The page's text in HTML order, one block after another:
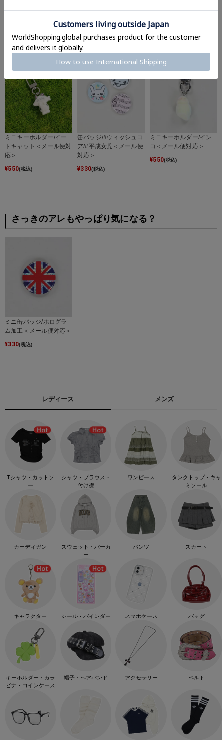
ミニキーホルダー/ドッ
グ2＜メール便対応＞
(税込)
ミニ缶バッジ/I NY＜メ
ール便対応＞
¥550 (税込)
ミニキーホルダー/オコ
550
ミニキーホルダー/イー
トキャット＜メール便対
応＞
¥550(税込)
缶バッジ/#ウィッシュコ
ア/#平成女児＜メール便
対応＞
¥330(税込)
ミニキーホルダー/イン
コ＜メール便対応＞
¥550(税込)
さっきのアレもやっぱり気になる？
ミニ缶バッジ/ホログラ
ム加工＜メール便対応＞
¥330(税込)
レディース メンズ
Tシャツ・カットソ
ー
シャツ・ブラウス・
付け襟
ワンピース
タンクトップ・キャ
ミソール
カーディガン
スウェット・パーカ
ー
パンツ スカート
キャラクター シール・バインダー スマホケース バッグ
キーホルダー・カラ
ビナ・コインケース
帽子・ヘアバンド アクセサリー ベルト